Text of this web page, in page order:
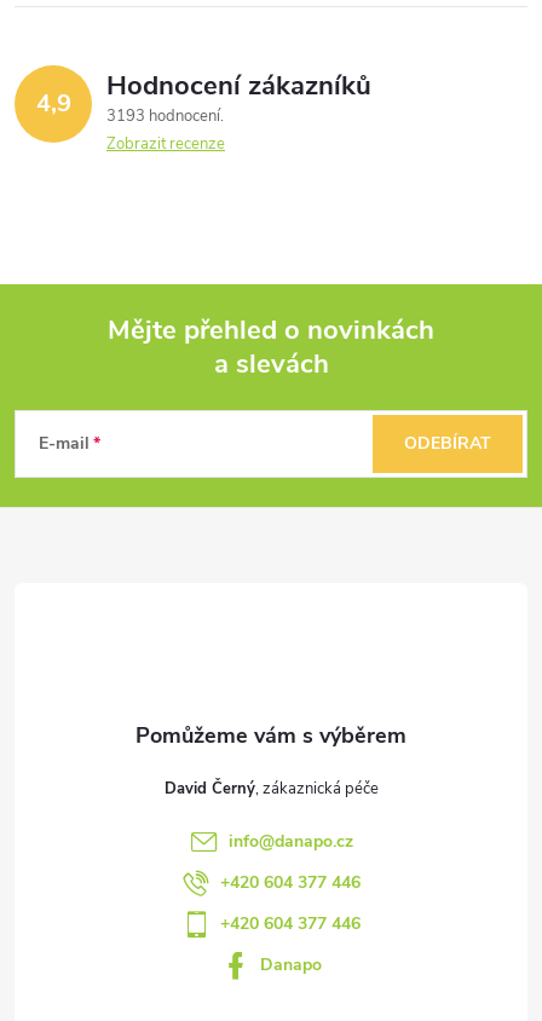
4,9 Hodnocení zákazníků
3193 hodnocení
Zobrazit recenze
p
Mějte přehled o novinkách
a slevách
E-mail ODEBÍRAT
David Černý
info@danapo.cz
+420 604 377 446
+420 604 377 446
Danapo